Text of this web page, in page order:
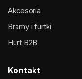
Akcesoria
Bramy i furtki
Hurt B2B
Kontakt